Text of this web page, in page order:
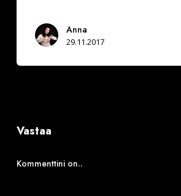
Anna
29.11.2017
Vastaa
Kommenttini on..